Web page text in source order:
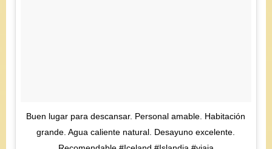
Buen lugar para descansar. Personal amable. Habitación
grande. Agua caliente natural. Desayuno excelente.